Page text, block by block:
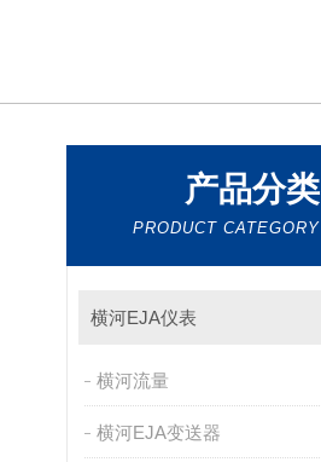
产品分类
PRODUCT CATEGORY
横河EJA仪表
横河流量
横河EJA变送器